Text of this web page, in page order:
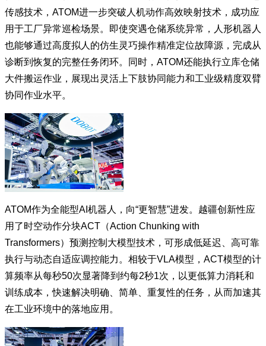
传感技术，ATOM进一步突破人机动作高效映射技术，成功应
用于工厂异常巡检场景。即使突遇仓储系统异常，人形机器人
也能够通过高度拟人的仿生灵巧操作精准定位故障源，完成从
诊断到恢复的完整任务闭环。同时，ATOM还能执行立库仓储
大件搬运作业，展现出灵活上下肢协同能力和工业级精度双臂
协同作业水平。
ATOM作为全能型AI机器人，向“更智慧”进发。越疆创新性应
用了时空动作分块ACT（Action Chunking with
Transformers）预测控制大模型技术，可形成低延迟、高可靠
执行与动态自适应调控能力。相较于VLA模型，ACT模型的计
算频率从每秒50次显著降到约每2秒1次，以更低算力消耗和
训练成本，快速解决明确、简单、重复性的任务，从而加速其
在工业环境中的落地应用。